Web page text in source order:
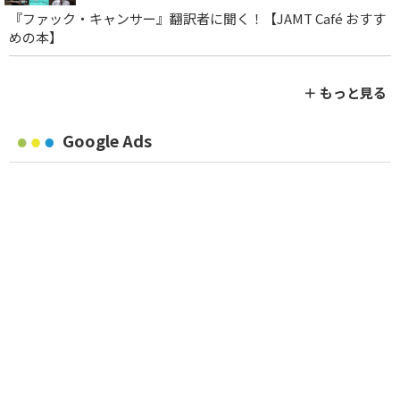
『ファック・キャンサー』翻訳者に聞く！【JAMT Café おすす
めの本】
＋ もっと見る
Google Ads